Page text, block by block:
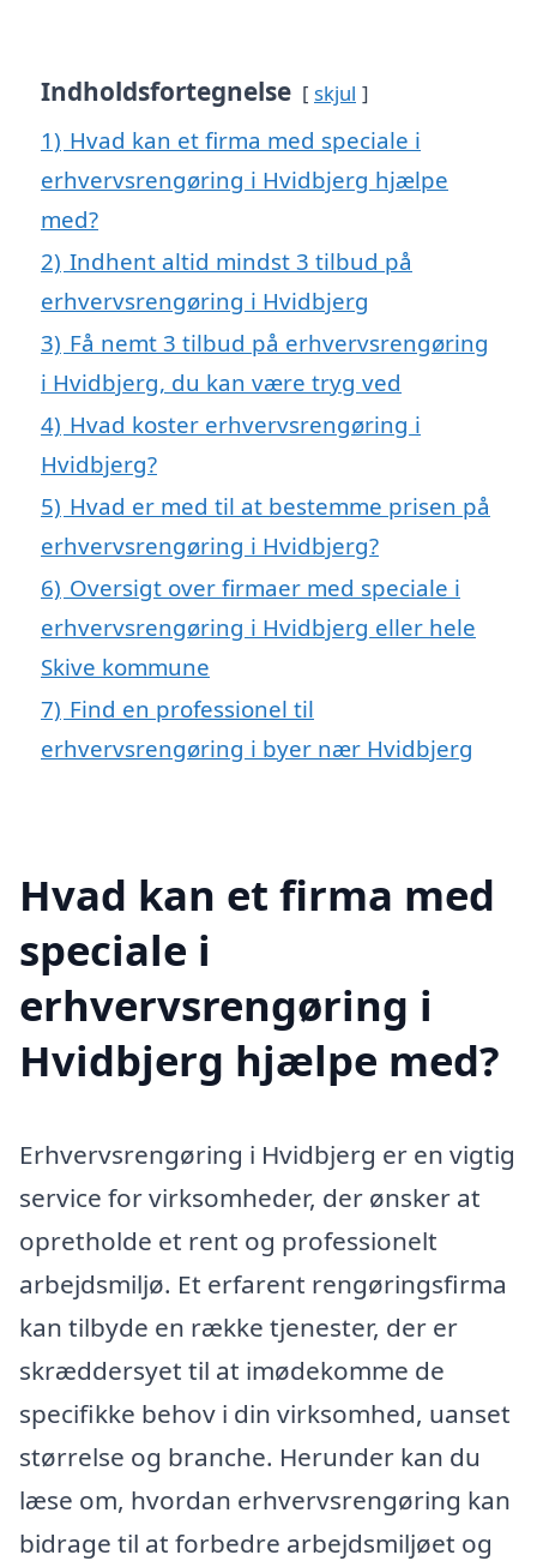
Indholdsfortegnelse skjul
1) Hvad kan et firma med speciale i
erhvervsrengøring i Hvidbjerg hjælpe
med?
2) Indhent altid mindst 3 tilbud på
erhvervsrengøring i Hvidbjerg
3) Få nemt 3 tilbud på erhvervsrengøring
i Hvidbjerg, du kan være tryg ved
4) Hvad koster erhvervsrengøring i
Hvidbjerg?
5) Hvad er med til at bestemme prisen på
erhvervsrengøring i Hvidbjerg?
6) Oversigt over firmaer med speciale i
erhvervsrengøring i Hvidbjerg eller hele
Skive kommune
7) Find en professionel til
erhvervsrengøring i byer nær Hvidbjerg
Hvad kan et firma med
speciale i
erhvervsrengøring i
Hvidbjerg hjælpe med?
Erhvervsrengøring i Hvidbjerg er en vigtig
service for virksomheder, der ønsker at
opretholde et rent og professionelt
arbejdsmiljø. Et erfarent rengøringsfirma
kan tilbyde en række tjenester, der er
skræddersyet til at imødekomme de
specifikke behov i din virksomhed, uanset
størrelse og branche. Herunder kan du
læse om, hvordan erhvervsrengøring kan
bidrage til at forbedre arbejdsmiljøet og